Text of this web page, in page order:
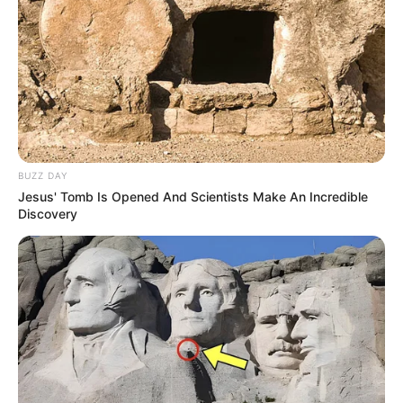
Tidek diketahui berapa total kekayaannya. Sumber penghasilann
Wulan Guritno didapatkan dari kariernya sebagai aktris,
pengusaha, model, iklan dan YouTube.
BUZZ DAY
Jesus' Tomb Is Opened And Scientists Make An Incredible
Discovery